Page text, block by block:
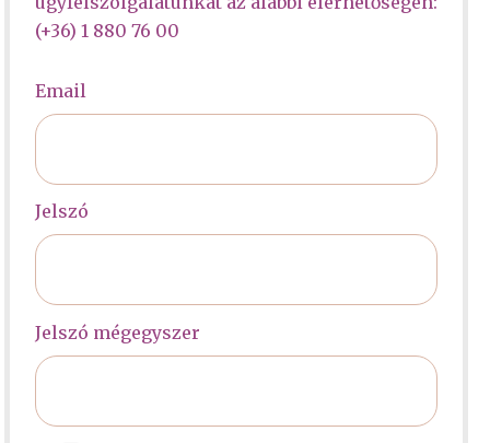
(+36) 1 880 76 00
Email
Jelszó
Jelszó mégegyszer